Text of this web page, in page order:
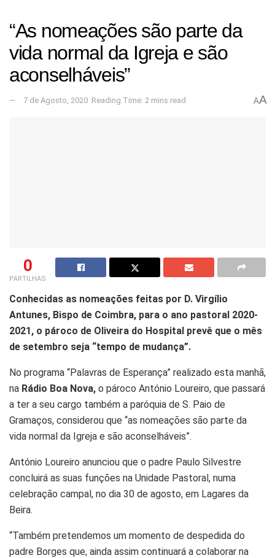
“As nomeações são parte da
vida normal da Igreja e são
aconselháveis”
7 de Agosto, 2020 Reading Time: 2 mins read AA
0
PARTILHAS
Conhecidas as nomeações feitas por D. Virgílio
Antunes, Bispo de Coimbra, para o ano pastoral 2020-
2021, o pároco de Oliveira do Hospital prevê que o mês
de setembro seja “tempo de mudança”.
No programa “Palavras de Esperança” realizado esta manhã,
na Rádio Boa Nova, o pároco António Loureiro, que passará
a ter a seu cargo também a paróquia de S. Paio de
Gramaços, considerou que “as nomeações são parte da
vida normal da Igreja e são aconselháveis”.
António Loureiro anunciou que o padre Paulo Silvestre
concluirá as suas funções na Unidade Pastoral, numa
celebração campal, no dia 30 de agosto, em Lagares da
Beira.
“Também pretendemos um momento de despedida do
padre Borges que, ainda assim continuará a colaborar na